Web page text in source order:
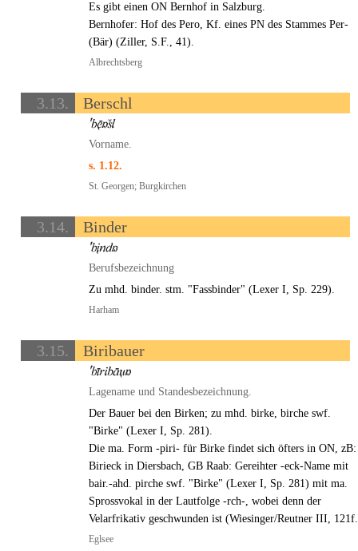
Es gibt einen ON Bernhof in Salzburg.
Bernhofer: Hof des Pero, Kf. eines PN des Stammes Per-
(Bär) (Ziller, S.F., 41).
Albrechtsberg
3.13. Berschl
Vorname.
s. 1.12.
St. Georgen; Burgkirchen
3.14. Binder
Berufsbezeichnung
Zu mhd. binder. stm. "Fassbinder" (Lexer I, Sp. 229).
Harham
3.15. Biribauer
Lagename und Standesbezeichnung.
Der Bauer bei den Birken; zu mhd. birke, birche swf.
"Birke" (Lexer I, Sp. 281).
Die ma. Form -piri- für Birke findet sich öfters in ON, zB:
Birieck in Diersbach, GB Raab: Gereihter -eck-Name mit
bair.-ahd. pirche swf. "Birke" (Lexer I, Sp. 281) mit ma.
Sprossvokal in der Lautfolge -rch-, wobei denn der
Velarfrikativ geschwunden ist (Wiesinger/Reutner III,
Eglsee